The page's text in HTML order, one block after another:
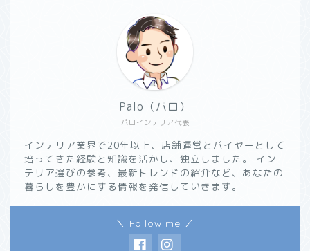
パロインテリア代表
Palo（パロ）
インテリア業界で20年以上、店舗運営とバイヤーとして
培ってきた経験と知識を活かし、独立しました。 イン
テリア選びの参考、最新トレンドの紹介など、あなたの
暮らしを豊かにする情報を発信していきます。
＼ Follow me ／